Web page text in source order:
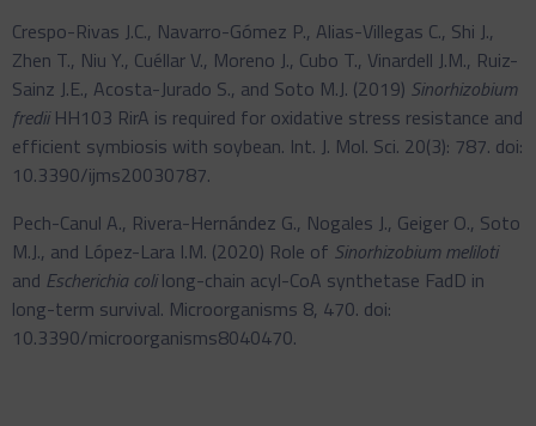
Crespo-Rivas J.C., Navarro-Gómez P., Alias-Villegas C., Shi J.,
Zhen T., Niu Y., Cuéllar V., Moreno J., Cubo T., Vinardell J.M., Ruiz-
Sainz J.E., Acosta-Jurado S., and Soto M.J. (2019) Sinorhizobium
frediiHH103 RirA is required for oxidative stress resistance and
efficient symbiosis with soybean. Int. J. Mol. Sci. 20(3): 787. doi:
10.3390/ijms20030787.
Pech-Canul A., Rivera-Hernández G., Nogales J., Geiger O., Soto
M.J., and López-Lara I.M. (2020) Role of Sinorhizobium meliloti
and Escherichia colilong-chain acyl-CoA synthetase FadD in
long-term survival. Microorganisms 8, 470. doi:
10.3390/microorganisms8040470.